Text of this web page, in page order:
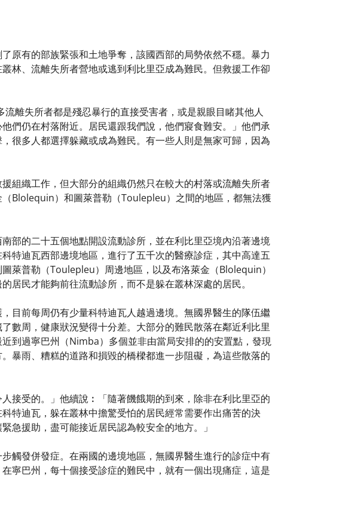
原有的部族緊張和土地爭奪，該國西部的局勢依然不穩。暴力
林、流離失所者營地或逃到利比里亞成為難民。但救援工作卻
離失所者都是殘忍暴行的直接受害者，或是親眼目睹其他人
們仍在村落附近。居民還跟我們說，他們寢食難安。」他們承
很多人都選擇躲藏或成為難民。有一些人則是無家可歸，因為
組織工作，但大部分的組織仍然只在較大的村落或流離失所者
Blolequin）和圖萊普勒（Toulepleu）之間的地區，都無法獲
部的二十五個地點開設流動診所，並在利比里亞境內沿著邊境
特迪瓦西部邊境地區，進行了五千次的醫療診症，其中高達五
萊普勒（Toulepleu）周邊地區，以及布洛萊金（Blolequin）
居民才能夠前往流動診所，而不是躲在叢林深處的居民。
目前每周仍有少量科特迪瓦人越過邊境。無國界醫生的隊伍繼
數周，健康狀況變得十分差。大部分的難民散落在鄰近利比里
到過寧巴州（Nimba）多個並非由當局安排的的安置點，發現
暴雨、糟糕的道路和損毀的橋樑都進一步阻礙，為這些散落的
接受的。」他續說︰「隨著饑餓期的到來，除非在利比里亞的
特迪瓦，躲在叢林中擔驚受怕的居民經常需要作出痛苦的決
急援助，盡可能接近居民認為較安全的地方。」
觸發併發症。在兩國的邊境地區，無國界醫生進行的診症中有
寧巴州，每十個接受診症的難民中，就有一個出現痛症，這是